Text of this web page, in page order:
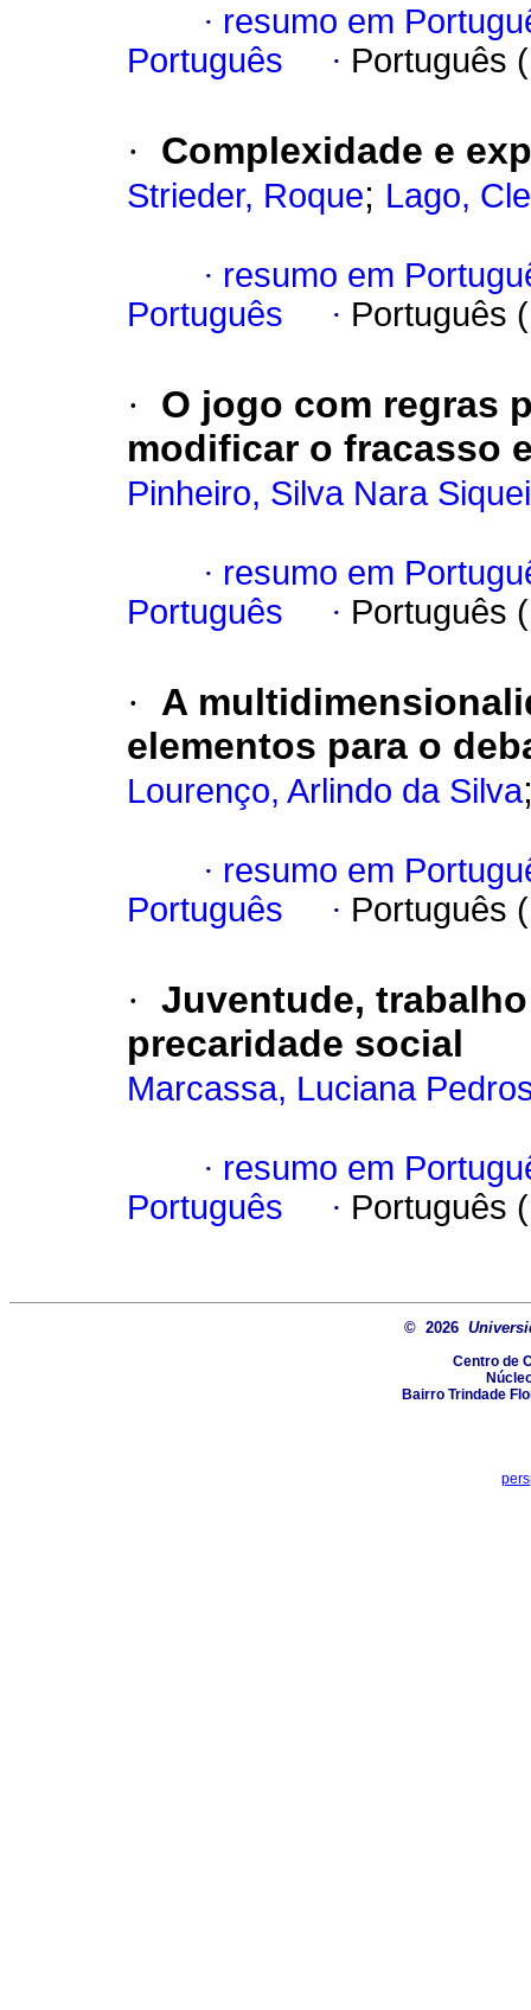
· resumo em
Português
· Português
· Complexidade e
Strieder, Roque; Lago,
· resumo em
Português
· Português
·
O jogo com regras
modificar o fracasso
Pinheiro, Silva Nara
· resumo em
Português
· Português
·
A
elementos para o
Lourenço, Arlindo da Silva
· resumo em
Português
· Português
· Juventude,
precaridade social
Marcassa, Luciana
· resumo em
Português
· Português
© 2026
Centro de
Bairro Trindade